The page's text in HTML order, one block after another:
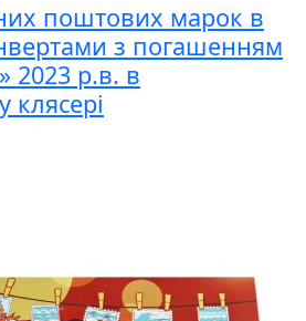
поштових марок в
з погашенням
2023 р.в. в